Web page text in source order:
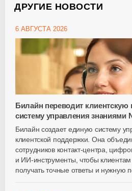
ДРУГИЕ НОВОСТИ
6 АВГУСТА 2026
Билайн переводит
систему управления знаниями
Билайн создает единую систему
клиентской поддержки. Она
сотрудников контакт-центра ,
и ИИ-инструменты , чтобы
получать точные ответы и нужную